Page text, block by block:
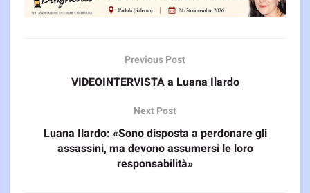
Previous Post
VIDEOINTERVISTA a Luana Ilardo
Next Post
Luana Ilardo: «Sono disposta a perdonare gli
assassini, ma devono assumersi le loro
responsabilità»